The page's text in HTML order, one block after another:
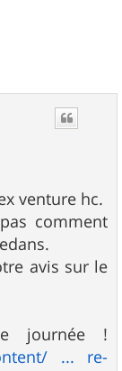
venture hc.
comment
avis sur le
journée !
... re-